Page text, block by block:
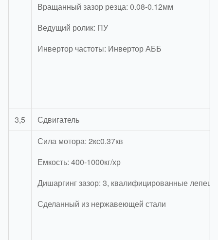
Вращанный зазор резца: 0.08-0.12мм
Ведущий ролик: ПУ
Инвертор частоты: Инвертор АББ
3,5
Сдвигатель
Сила мотора: 2кс0.37кв
Емкость: 400-1000кг/хр
Дишаргинг зазор: 3, квалифицированные
Сделанный из нержавеющей стали